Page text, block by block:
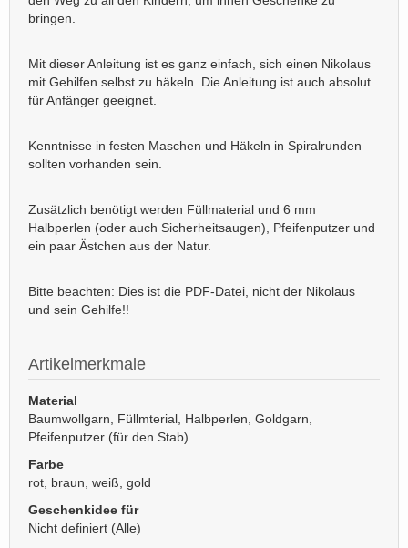
bringen.
Mit dieser Anleitung ist es ganz einfach, sich einen Nikolaus
mit Gehilfen selbst zu häkeln. Die Anleitung ist auch absolut
für Anfänger geeignet.
Kenntnisse in festen Maschen und Häkeln in Spiralrunden
sollten vorhanden sein.
Zusätzlich benötigt werden Füllmaterial und 6 mm
Halbperlen (oder auch Sicherheitsaugen), Pfeifenputzer und
ein paar Ästchen aus der Natur.
Bitte beachten: Dies ist die PDF-Datei, nicht der Nikolaus
und sein Gehilfe!!
Artikelmerkmale
Material
Baumwollgarn, Füllmterial, Halbperlen, Goldgarn,
Pfeifenputzer (für den Stab)
Farbe
rot, braun, weiß, gold
Geschenkidee für
Nicht definiert (Alle)